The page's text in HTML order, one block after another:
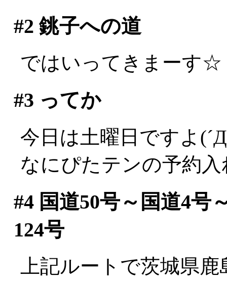
#2 銚子への道
ではいってきまーす☆
#3 ってか
今日は土曜日ですよ
なにぴたテンの予約
#4国道50号～国道4号
124号
上記ルートで茨城県